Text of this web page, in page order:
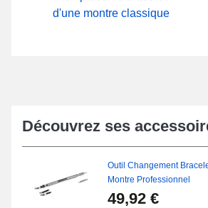
d'une montre classique
Découvrez ses
Outil Changement
Montre Professionnel
49,92 €